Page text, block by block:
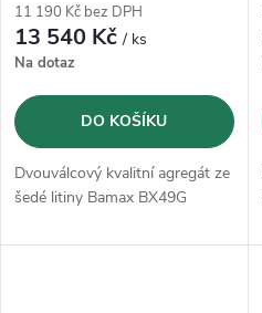
11 190 Kč bez DPH
13 540 Kč/ ks
Na dotaz
DO KOŠÍKU
Dvouválcový kvalitní agregát ze
šedé litiny Bamax BX49G